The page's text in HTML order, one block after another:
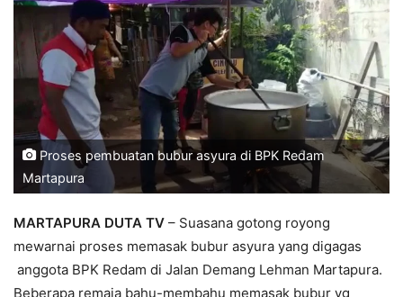
Proses pembuatan bubur asyura di BPK Redam
Martapura
MARTAPURA DUTA TV – Suasana gotong royong
mewarnai proses memasak bubur asyura yang digagas
anggota BPK Redam di Jalan Demang Lehman Martapura.
Beberapa remaja bahu-membahu memasak bubur yg